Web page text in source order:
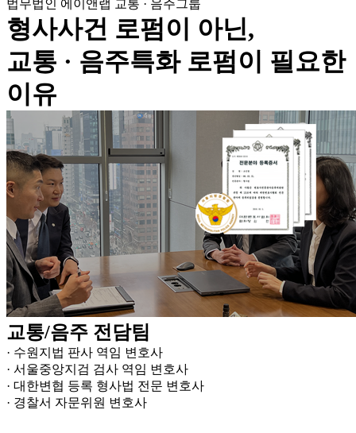
법무법인 에이앤랩 교통 · 음주그룹
형사사건 로펌이 아닌,
교통 · 음주특화 로펌이 필요한
이유
교통/음주 전담팀
· 수원지법 판사 역임 변호사
· 서울중앙지검 검사 역임 변호사
· 대한변협 등록 형사법 전문 변호사
· 경찰서 자문위원 변호사